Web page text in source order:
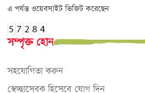
এ পর্যন্ত ওয়েবসাইট ভিজিট করেছেন
সম্পৃক্ত হোন
সহযোগিতা করুন
স্বেচ্ছাসেবক হিসেবে যোগ দিন